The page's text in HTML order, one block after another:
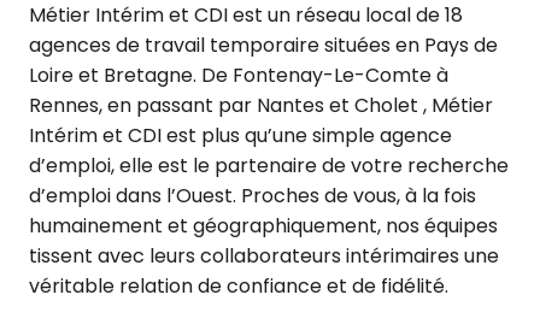
Métier Intérim et CDI est un réseau local de 18
agences de travail temporaire situées en Pays de
Loire et Bretagne. De Fontenay-Le-Comte à
Rennes, en passant par Nantes et Cholet , Métier
Intérim et CDI est plus qu’une simple agence
d’emploi, elle est le partenaire de votre recherche
d’emploi dans l’Ouest. Proches de vous, à la fois
humainement et géographiquement, nos équipes
tissent avec leurs collaborateurs intérimaires une
véritable relation de confiance et de fidélité.